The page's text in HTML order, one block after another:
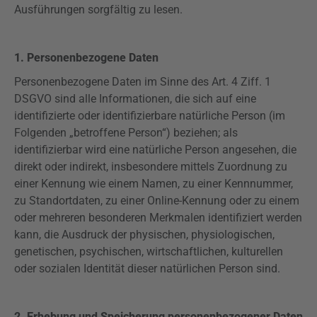
Ausführungen sorgfältig zu lesen.
1. Personenbezogene Daten
Personenbezogene Daten im Sinne des Art. 4 Ziff. 1
DSGVO sind alle Informationen, die sich auf eine
identifizierte oder identifizierbare natürliche Person (im
Folgenden „betroffene Person“) beziehen; als
identifizierbar wird eine natürliche Person angesehen, die
direkt oder indirekt, insbesondere mittels Zuordnung zu
einer Kennung wie einem Namen, zu einer Kennnummer,
zu Standortdaten, zu einer Online-Kennung oder zu einem
oder mehreren besonderen Merkmalen identifiziert werden
kann, die Ausdruck der physischen, physiologischen,
genetischen, psychischen, wirtschaftlichen, kulturellen
oder sozialen Identität dieser natürlichen Person sind.